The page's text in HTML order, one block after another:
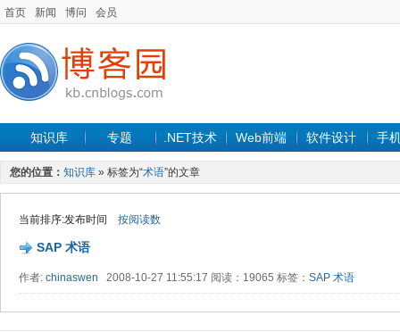
首页 新闻 博问 会员
知识库 专题 .NET技术 Web前端 软件设计 手
您的位置： 知识库 » 标签为“术语”的文章
当前排序:发布时间 按阅读数
SAP 术语
作者: chinaswen 2008-10-27 11:55:17 阅读：19065 标签： SAP 术语